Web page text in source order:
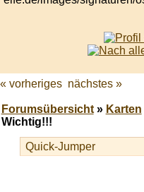
« vorheriges nächstes »
Forumsübersicht» Karten
Wichtig!!!